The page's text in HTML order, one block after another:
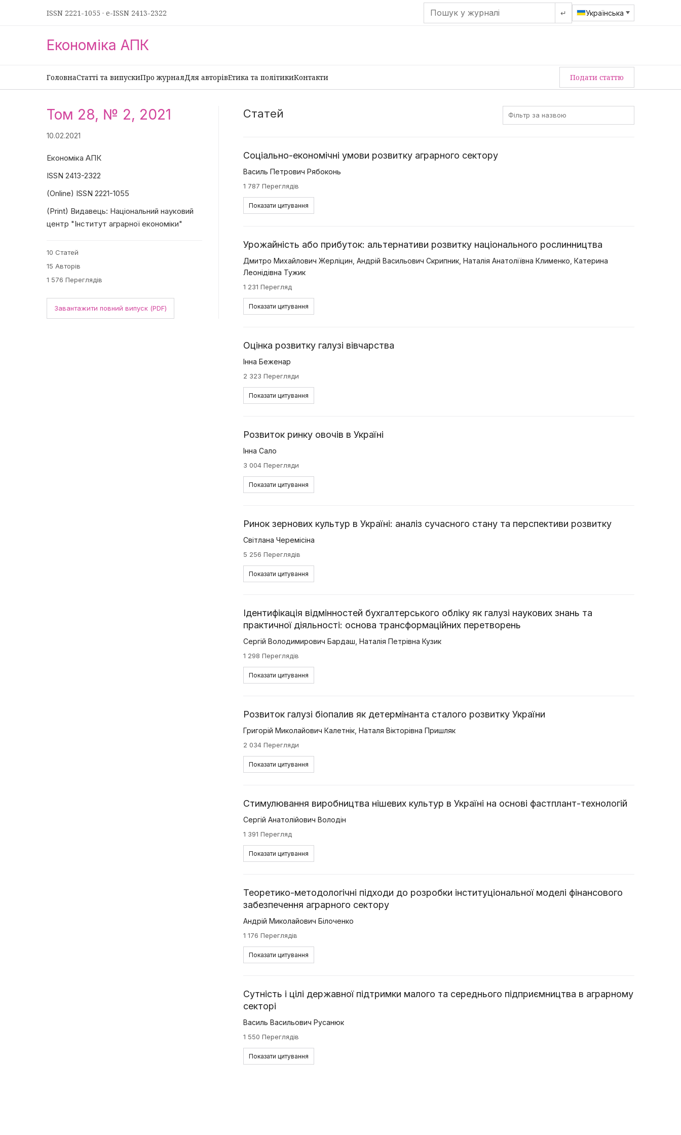
ISSN 2221-1055 · e-ISSN 2413-2322 ↵ Українська
Економіка АПК
ГоловнаСтатті та випускиПро журналДля авторівЕтика та політикиКонтакти Подати статтю
Том 28, № 2, 2021
10.02.2021
Економіка АПК
ISSN 2413-2322
(Online) ISSN 2221-1055
(Print) Видавець: Національний науковий
центр "Інститут аграрної економіки"
10 Статей
15 Авторів
1 576 Переглядів
Завантажити повний випуск (PDF)
Статей
Соціально-економічні умови розвитку аграрного сектору
Василь Петрович Рябоконь
1 787 Переглядів
Показати цитування
Урожайність або прибуток: альтернативи розвитку національного рослинництва
Дмитро Михайлович Жерліцин Андрій Васильович Скрипник Наталія Анатоліївна Клименко Катерина
Леонідівна Тужик
1 231 Перегляд
Показати цитування
Оцінка розвитку галузі вівчарства
Інна Беженар
2 323 Перегляди
Показати цитування
Розвиток ринку овочів в Україні
Інна Сало
3 004 Перегляди
Показати цитування
Ринок зернових культур в Україні: аналіз сучасного стану та перспективи розвитку
Світлана Черемісіна
5 256 Переглядів
Показати цитування
Ідентифікація відмінностей бухгалтерського обліку як галузі наукових знань та
практичної діяльності: основа трансформаційних перетворень
Сергій Володимирович Бардаш Наталія Петрівна Кузик
1 298 Переглядів
Показати цитування
Розвиток галузі біопалив як детермінанта cталого розвитку України
Григорій Миколайович Калетнік Наталя Вікторівна Пришляк
2 034 Перегляди
Показати цитування
Стимулювання виробництва нішевих культур в Україні на основі фастплант-технологій
Сергій Анатолійович Володін
1 391 Перегляд
Показати цитування
Теоретико-методологічні підходи до розробки інституціональної моделі фінансового
забезпечення аграрного сектору
Андрій Миколайович Білоченко
1 176 Переглядів
Показати цитування
Сутність і цілі державної підтримки малого та середнього підприємництва в аграрному
секторі
Василь Васильович Русанюк
1 550 Переглядів
Показати цитування